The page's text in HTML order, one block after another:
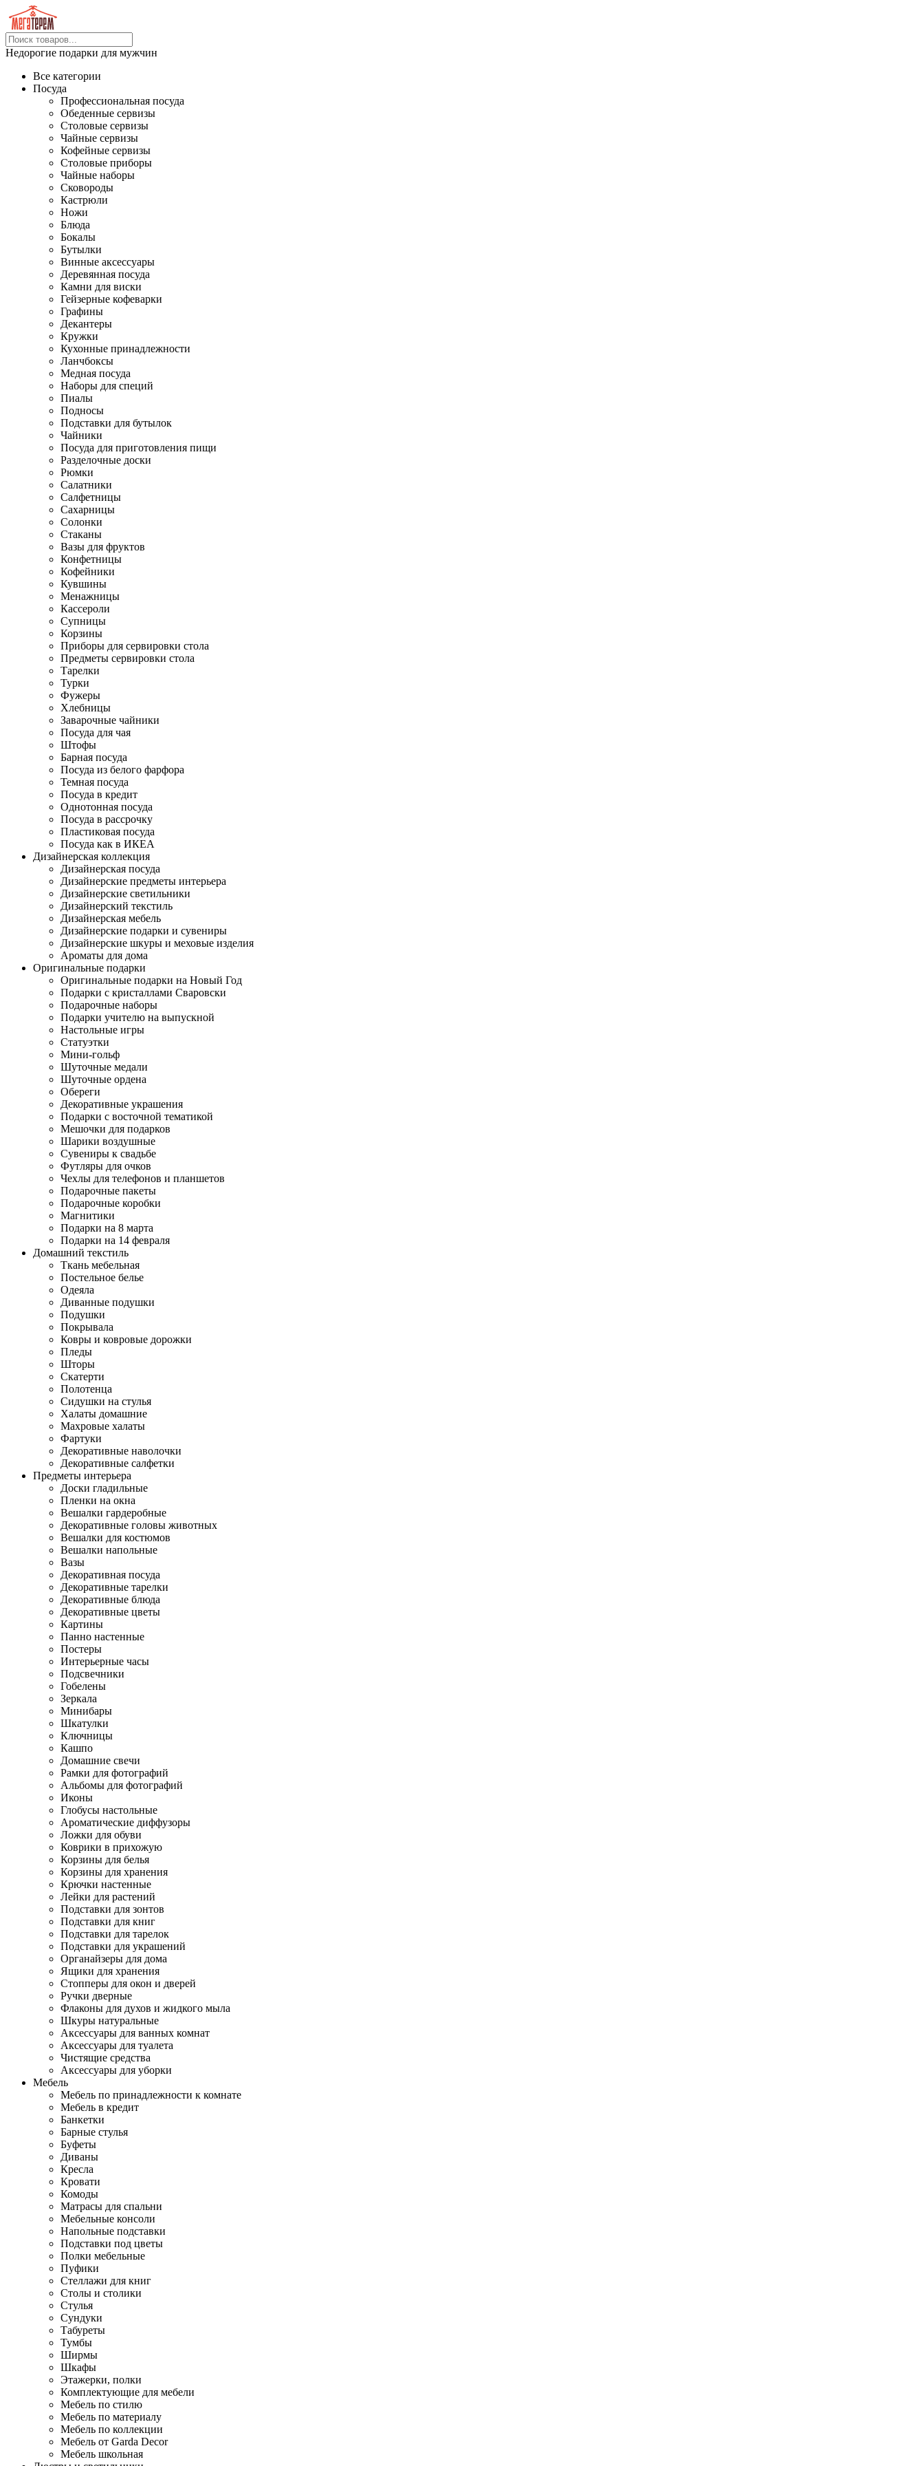
Недорогие подарки для мужчин
Все категории
Посуда
Профессиональная посуда
Обеденные сервизы
Столовые сервизы
Чайные сервизы
Кофейные сервизы
Столовые приборы
Чайные наборы
Сковороды
Кастрюли
Ножи
Блюда
Бокалы
Бутылки
Винные аксессуары
Деревянная посуда
Камни для виски
Гейзерные кофеварки
Графины
Декантеры
Кружки
Кухонные принадлежности
Ланчбоксы
Медная посуда
Наборы для специй
Пиалы
Подносы
Подставки для бутылок
Чайники
Посуда для приготовления пищи
Разделочные доски
Рюмки
Салатники
Салфетницы
Сахарницы
Солонки
Стаканы
Вазы для фруктов
Конфетницы
Кофейники
Кувшины
Менажницы
Кассероли
Супницы
Корзины
Приборы для сервировки стола
Предметы сервировки стола
Тарелки
Турки
Фужеры
Хлебницы
Заварочные чайники
Посуда для чая
Штофы
Барная посуда
Посуда из белого фарфора
Темная посуда
Посуда в кредит
Однотонная посуда
Посуда в рассрочку
Пластиковая посуда
Посуда как в ИКЕА
Дизайнерская коллекция
Дизайнерская посуда
Дизайнерские предметы интерьера
Дизайнерские светильники
Дизайнерский текстиль
Дизайнерская мебель
Дизайнерские подарки и сувениры
Дизайнерские шкуры и меховые изделия
Ароматы для дома
Оригинальные подарки
Оригинальные подарки на Новый Год
Подарки с кристаллами Сваровски
Подарочные наборы
Подарки учителю на выпускной
Настольные игры
Статуэтки
Мини-гольф
Шуточные медали
Шуточные ордена
Обереги
Декоративные украшения
Подарки с восточной тематикой
Мешочки для подарков
Шарики воздушные
Сувениры к свадьбе
Футляры для очков
Чехлы для телефонов и планшетов
Подарочные пакеты
Подарочные коробки
Магнитики
Подарки на 8 марта
Подарки на 14 февраля
Домашний текстиль
Ткань мебельная
Постельное белье
Одеяла
Диванные подушки
Подушки
Покрывала
Ковры и ковровые дорожки
Пледы
Шторы
Скатерти
Полотенца
Сидушки на стулья
Халаты домашние
Махровые халаты
Фартуки
Декоративные наволочки
Декоративные салфетки
Предметы интерьера
Доски гладильные
Пленки на окна
Вешалки гардеробные
Декоративные головы животных
Вешалки для костюмов
Вешалки напольные
Вазы
Декоративная посуда
Декоративные тарелки
Декоративные блюда
Декоративные цветы
Картины
Панно настенные
Постеры
Интерьерные часы
Подсвечники
Гобелены
Зеркала
Минибары
Шкатулки
Ключницы
Кашпо
Домашние свечи
Рамки для фотографий
Альбомы для фотографий
Иконы
Глобусы настольные
Ароматические диффузоры
Ложки для обуви
Коврики в прихожую
Корзины для белья
Корзины для хранения
Крючки настенные
Лейки для растений
Подставки для зонтов
Подставки для книг
Подставки для тарелок
Подставки для украшений
Органайзеры для дома
Ящики для хранения
Стопперы для окон и дверей
Ручки дверные
Флаконы для духов и жидкого мыла
Шкуры натуральные
Аксессуары для ванных комнат
Аксессуары для туалета
Чистящие средства
Аксессуары для уборки
Мебель
Мебель по принадлежности к комнате
Мебель в кредит
Банкетки
Барные стулья
Буфеты
Диваны
Кресла
Кровати
Комоды
Матрасы для спальни
Мебельные консоли
Напольные подставки
Подставки под цветы
Полки мебельные
Пуфики
Стеллажи для книг
Столы и столики
Стулья
Сундуки
Табуреты
Тумбы
Ширмы
Шкафы
Этажерки, полки
Комплектующие для мебели
Мебель по стилю
Мебель по материалу
Мебель по коллекции
Мебель от Garda Decor
Мебель школьная